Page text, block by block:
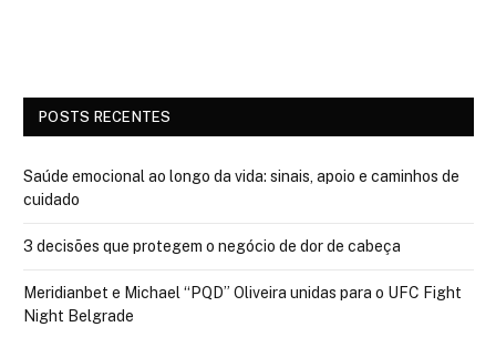
POSTS RECENTES
Saúde emocional ao longo da vida: sinais, apoio e caminhos de
cuidado
3 decisões que protegem o negócio de dor de cabeça
Meridianbet e Michael “PQD” Oliveira unidas para o UFC Fight
Night Belgrade